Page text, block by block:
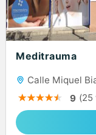
Meditrauma
Calle Miquel
9 (25